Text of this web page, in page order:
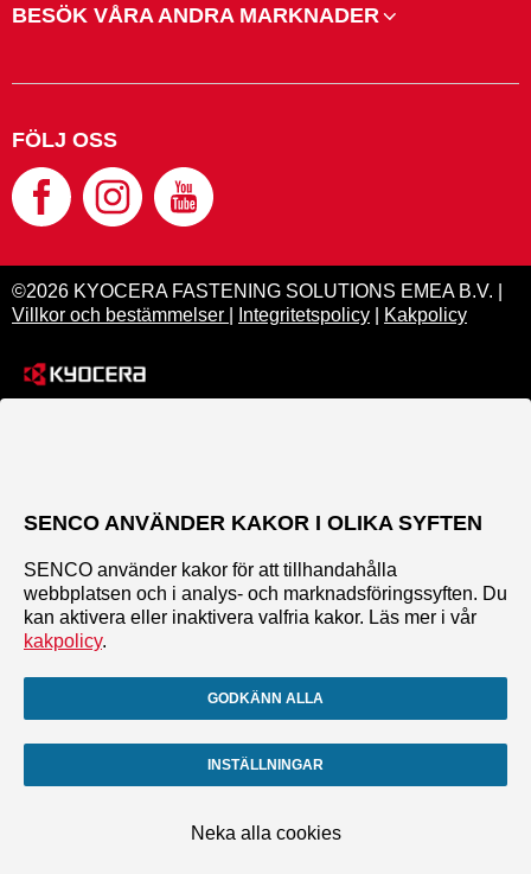
BESÖK VÅRA ANDRA MARKNADER
FÖLJ OSS
©2026 KYOCERA FASTENING SOLUTIONS EMEA B.V. |
Villkor och bestämmelser
Integritetspolicy Kakpolicy
SENCO ANVÄNDER KAKOR I OLIKA SYFTEN
SENCO använder kakor för att tillhandahålla
webbplatsen och i analys- och marknadsföringssyften. Du
kan aktivera eller inaktivera valfria kakor. Läs mer i vår
kakpolicy.
GODKÄNN ALLA
INSTÄLLNINGAR
Neka alla cookies